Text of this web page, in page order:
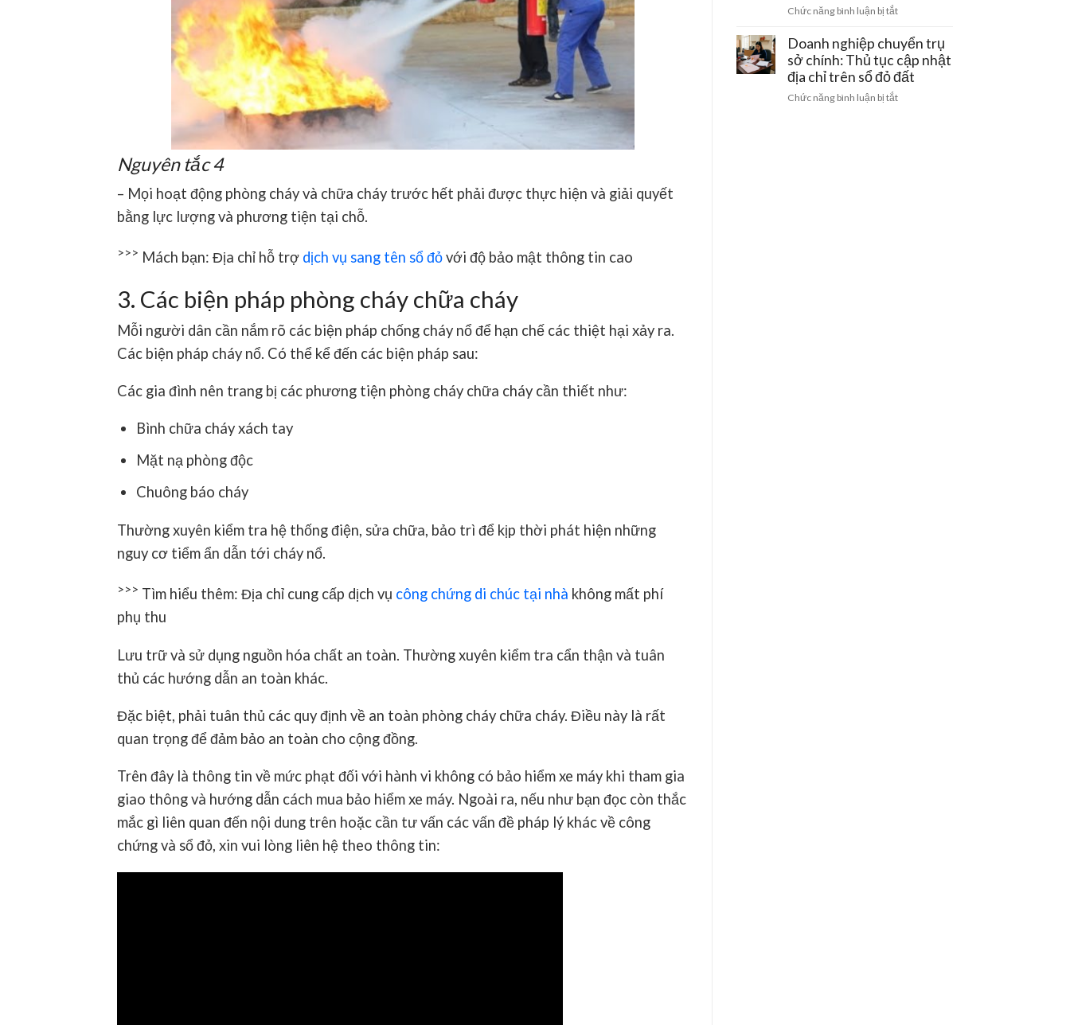
Nguyên tắc 4
– Mọi hoạt động phòng cháy và chữa cháy trước hết phải được thực hiện và giải quyết
bằng lực lượng và phương tiện tại chỗ.
>>> Mách bạn: Địa chỉ hỗ trợ dịch vụ sang tên sổ đỏvới độ bảo mật thông tin cao
3. Các biện pháp phòng cháy chữa cháy
Mỗi người dân cần nắm rõ các biện pháp chống cháy nổ để hạn chế các thiệt hại xảy ra.
Các biện pháp cháy nổ. Có thể kể đến các biện pháp sau:
Các gia đình nên trang bị các phương tiện phòng cháy chữa cháy cần thiết như:
Bình chữa cháy xách tay
Mặt nạ phòng độc
Chuông báo cháy
Thường xuyên kiểm tra hệ thống điện, sửa chữa, bảo trì để kịp thời phát hiện những
nguy cơ tiểm ẩn dẫn tới cháy nổ.
>>> Tìm hiểu thêm: Địa chỉ cung cấp dịch vụ công chứng di chúc tại nhà không mất phí
phụ thu
Lưu trữ và sử dụng nguồn hóa chất an toàn. Thường xuyên kiểm tra cẩn thận và tuân
thủ các hướng dẫn an toàn khác.
Đặc biệt, phải tuân thủ các quy định về an toàn phòng cháy chữa cháy. Điều này là rất
quan trọng để đảm bảo an toàn cho cộng đồng.
Trên đây là thông tin về mức phạt đối với hành vi không có bảo hiểm xe máy khi tham gia
giao thông và hướng dẫn cách mua bảo hiểm xe máy. Ngoài ra, nếu như bạn đọc còn thắc
mắc gì liên quan đến nội dung trên hoặc cần tư vấn các vấn đề pháp lý khác về công
chứng và sổ đỏ, xin vui lòng liên hệ theo thông tin:
và
gỡ
nút
thắt
bị
hồi
giấy
phép
doanh
Chức năng bình luận bị tắtở
làm
trang
trại
công
nghệ
Doanh nghiệp chuyển trụ
sở chính: Thủ tục cập nhật
địa chỉ trên sổ đỏ đất
Chức năng bình luận bị tắtở